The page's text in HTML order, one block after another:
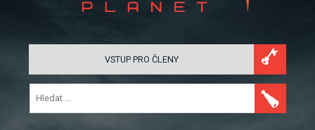
VSTUP PRO ČLENY